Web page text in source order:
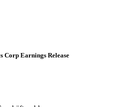
Corp Earnings Release